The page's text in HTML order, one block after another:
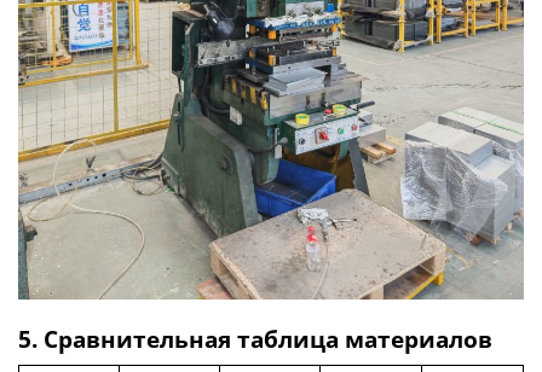
5. Сравнительная таблица материалов